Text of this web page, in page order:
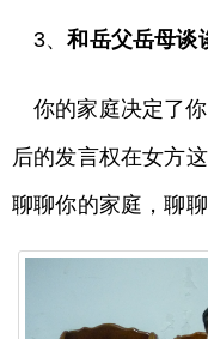
3、和岳父岳母谈
你的家庭决定了
后的发言权在女方
聊聊你的家庭，聊